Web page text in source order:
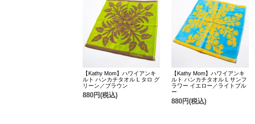
【Kathy Mom】ハワイアンキ
ルト ハンカチタオル L タロ グ
リーン／ブラウン
880円(税込)
【Kathy Mom】ハワイアンキ
ルト ハンカチタオル L サンフ
ラワー イエロー／ライトブル
ー
880円(税込)